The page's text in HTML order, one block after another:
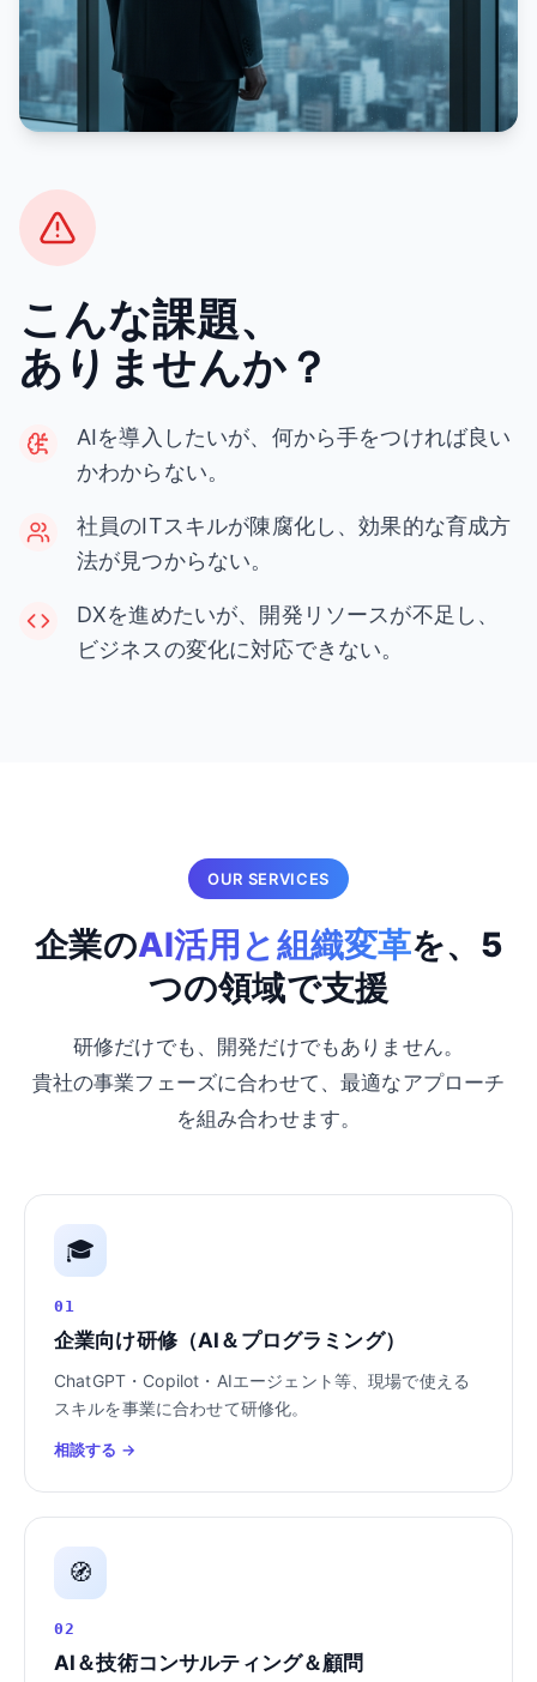
こんな課題、
ありませんか？
AIを導入したいが、何から手をつければ良い
かわからない。
社員のITスキルが陳腐化し、効果的な育成方
法が見つからない。
DXを進めたいが、開発リソースが不足し、
ビジネスの変化に対応できない。
OUR SERVICES
企業のAI活用と組織変革を、5
つの領域で支援
研修だけでも、開発だけでもありません。
貴社の事業フェーズに合わせて、最適なアプローチ
を組み合わせます。
🎓
01
企業向け研修（AI＆プログラミング）
ChatGPT・Copilot・AIエージェント等、現場で使える
スキルを事業に合わせて研修化。
相談する →
🧭
02
AI＆技術コンサルティング＆顧問